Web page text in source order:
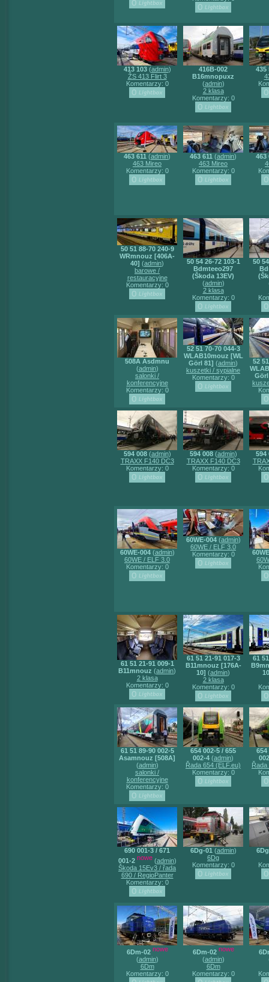
413 103(admin)
ŽS 413 Flirt 3
Komentarzy: 0
416B-002
B16mnopuxz
(admin)
2 klasa
Komentarzy: 0
435
463 611 (admin)
463 Mireo
Komentarzy: 0
463 611 (admin)
463 Mireo
Komentarzy: 0
463
50 51 88-70 240-9
WRmnouz [406A-
40] (admin)
barowe /
restauracyjne
Komentarzy: 0
50 54 26-72 103-1
Bdmteeo297
(Škoda 13EV)
(admin)
2 klasa
Komentarzy: 0
50
508A Asdmnu
(admin)
salonki /
konferencyjne
Komentarzy: 0
52 51 70-70 044-3
WLAB10mouz [WL
Görl 81] (admin)
kuszetki / sypialne
Komentarzy: 0
52
594 008(admin)
TRAXX F140 DC3
Komentarzy: 0
594 008(admin)
TRAXX F140 DC3
Komentarzy: 0
594
60WE-004(admin)
60WE / ELF 3.0
Komentarzy: 0
60WE-004(admin)
60WE / ELF 3.0
Komentarzy: 0
61 51 21-91 009-1
B11mnouz (admin)
2 klasa
Komentarzy: 0
61 51 21-91 017-3
B11mnouz [176A-
10] (admin)
2 klasa
Komentarzy: 0
61
61 51 89-90 002-5
Asamnouz [508A]
(admin)
salonki /
konferencyjne
Komentarzy: 0
654 002-5 / 655
002-4 (admin)
Řada 654 (ELF.eu)
Komentarzy: 0
654
Řada
690 001-3 / 671
001-2 nowe(admin)
Škoda 15Ev3 / řada
690 / RegioPanter
Komentarzy: 0
6Dg-01 (admin)
6Dg
Komentarzy: 0
6Dm-02 nowe
(admin)
6Dm
Komentarzy: 0
6Dm-02 nowe
(admin)
6Dm
Komentarzy: 0